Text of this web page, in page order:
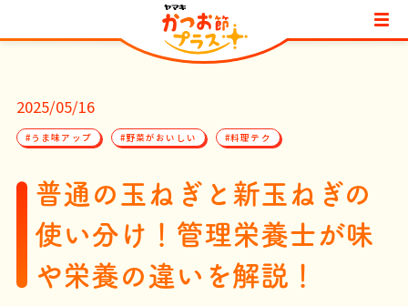
2025/05/16
#うま味アップ #野菜がおいしい #料理テク
普通の玉ねぎと新玉ねぎの
使い分け！管理栄養士が味
や栄養の違いを解説！